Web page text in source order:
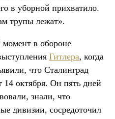
в уборной прихватило.
трупы лежат».
в обороне
Гитлера, когда
что Сталинград
14 октября. Он пять дней
знали, что
дивизии, сосредоточил